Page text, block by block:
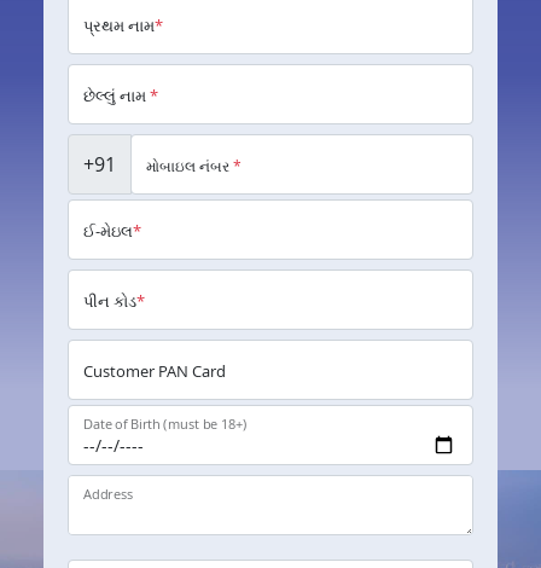
પ્રથમ નામ*
છેલ્લું નામ*
+91 મોબાઇલ નંબર*
ઈ-મેઇલ*
પીન કોડ*
Customer PAN Card
Date of Birth (must be 18+)
Address